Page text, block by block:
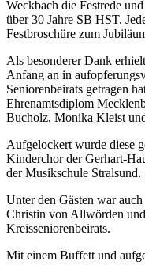
Weckbach die Festrede
über 30 Jahre SB HST.
Festbroschüre zum
Als besonderer Dank
Anfang an in
Seniorenbeirats getragen
Ehrenamtsdiplom
Bucholz, Monika Kleist
Aufgelockert wurde diese
Kinderchor der Gerhart-
der Musikschule Stralsund.
Unter den Gästen war
Christin von Allwörden
Kreisseniorenbeirats.
Mit einem Buffett und